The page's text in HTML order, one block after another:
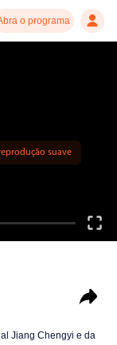
o programa
Jiang Chengyi e da